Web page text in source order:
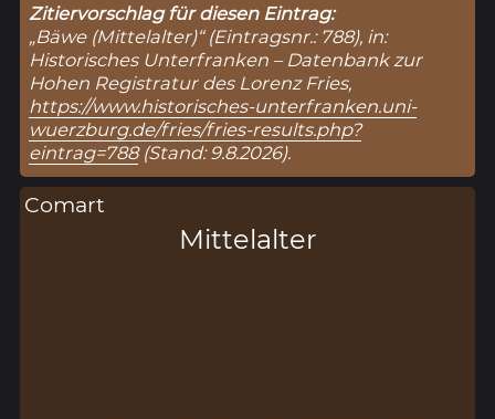
Zitiervorschlag für diesen Eintrag:
„Bäwe (Mittelalter)“ (Eintragsnr.: 788), in:
Historisches Unterfranken – Datenbank zur
Hohen Registratur des Lorenz Fries,
https://www.historisches-unterfranken.uni-
wuerzburg.de/fries/fries-results.php?
eintrag=788(Stand: 9.8.2026).
Comart
Mittelalter